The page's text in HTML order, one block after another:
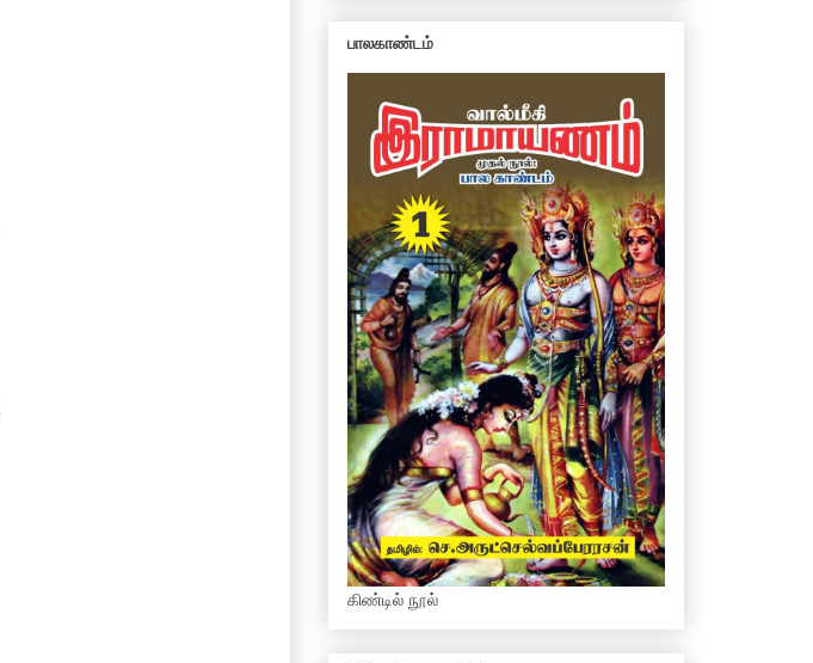
பாலகாண்டம்
கிண்டில் நூல்